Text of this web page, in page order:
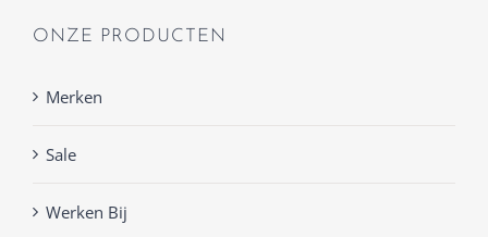
ONZE PRODUCTEN
Merken
Sale
Werken Bij